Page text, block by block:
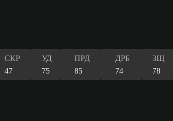
СКР
47
УД
75
ПРД
85
ДРБ
74
ЗЩ
78